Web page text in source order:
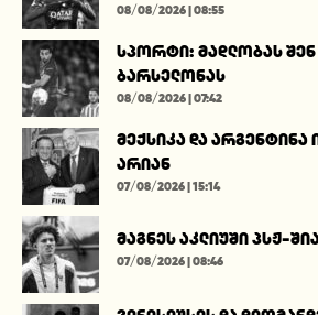
08/08/2026 | 08:55
სპორტი: მადლობას შენ
ბარსელონას
08/08/2026 | 07:42
მექსიკა და
არიან
07/08/2026 | 15:14
მაგნეს აკლიუში პსჟ-
07/08/2026 | 08:46